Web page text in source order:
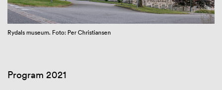
GIBCA Extended 2023
Rydals museum. Foto: Per Christiansen
Program 2021